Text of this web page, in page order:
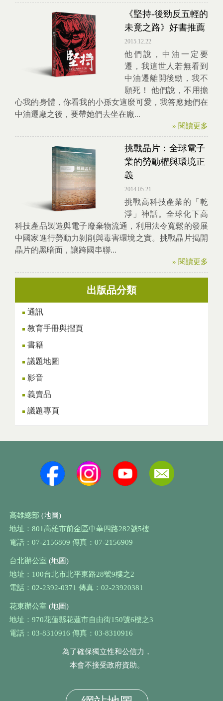
《堅持-後勁反五輕的
未竟之路》好書推薦
2015.12.22
他們說，中油一定要
遷，我這世人若無看到
中油遷離開後勁，我不
願死！ 他們說，不用擔
心我的身體，你看我的小孫女這麼可愛，我答應她們在
中油遷廠之後，要帶她們去坐在廠...
» 閱讀更多
挑戰晶片：全球電子
業的勞動權與環境正
義
2014.05.21
挑戰高科技產業的「乾
淨」神話。全球化下高
科技產品製造與電子廢棄物流通，利用法令寬鬆的發展
中國家進行勞動力剝削與毒害環境之實。挑戰晶片揭開
晶片的黑暗面，讓跨國串聯...
» 閱讀更多
出版品分類
通訊
教育手冊與摺頁
書籍
議題地圖
影音
義賣品
議題專頁
高雄總部 (地圖)
地址：801高雄市前金區中華四路282號5樓
電話：07-2156809 傳真：07-2156909
台北辦公室 (地圖)
地址：100台北市北平東路28號9樓之2
電話：02-2392-0371 傳真：02-23920381
花東辦公室 (地圖)
地址：970花蓮縣花蓮市自由街150號6樓之3
電話：03-8310916 傳真：03-8310916
為了確保獨立性和公信力，
本會不接受政府資助。